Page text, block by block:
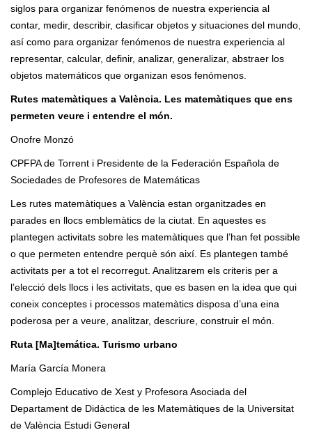
siglos para organizar fenómenos de nuestra experiencia al
contar, medir, describir, clasificar objetos y situaciones del mundo,
así como para organizar fenómenos de nuestra experiencia al
representar, calcular, definir, analizar, generalizar, abstraer los
objetos matemáticos que organizan esos fenómenos.
Rutes matemàtiques a València. Les matemàtiques que ens
permeten veure i entendre el món.
Onofre Monzó
CPFPA de Torrent i Presidente de la Federación Española de
Sociedades de Profesores de Matemáticas
Les rutes matemàtiques a València estan organitzades en
parades en llocs emblemàtics de la ciutat. En aquestes es
plantegen activitats sobre les matemàtiques que l’han fet possible
o que permeten entendre perquè són així. Es plantegen també
activitats per a tot el recorregut. Analitzarem els criteris per a
l’elecció dels llocs i les activitats, que es basen en la idea que qui
coneix conceptes i processos matemàtics disposa d’una eina
poderosa per a veure, analitzar, descriure, construir el món.
Ruta [Ma]temática. Turismo urbano
María García Monera
Complejo Educativo de Xest y Profesora Asociada del
Departament de Didàctica de les Matemàtiques de la Universitat
de València Estudi General